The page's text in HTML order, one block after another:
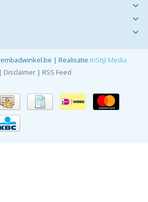
| Realisatie InStijl Media
| Disclaimer | RSS Feed